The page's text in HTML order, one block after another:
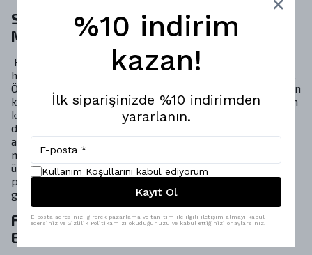
Sezona Uyum Sağlayan Erkek Tişört
Modelleri
Kaliteli ürün seçimleri için ziyaret edilen web sitemiz
herkesin beklentilerini karşılayacak ürünler sunmaktadır.
Özellikle %100 pamuk detayları ile hazırlanan tişörtler en
kaliteli malzemeler ile üretilmektedir. Modayı takip eden
kişiler için hazırlanan bu ürünler rahatlığı ve modern
duruşu ile ihtiyaçları karşılamaktadır. İlkbahar ve yaz
aylarında rahatlığına önem veren kişiler için bu tişört
modelleri ön plana çıkmaktadır. Her biri özel koleksiyon
ürünü olarak hazırlanan bu üst giyim modelleri jean
pantolon ya da bol paça pantolonlar ile ikili takım
görünümü oluşturmaktadır.
Farklı Renk ve Beden Seçenekleri ile
Erkek Tişört Modelleri
%10 indirim
kazan!
İlk siparişinizde %10 indirimden
yararlanın.
Kullanım Koşullarını kabul ediyorum
Kayıt Ol
E-posta adresinizi girerek pazarlama ve tanıtım ile ilgili iletişim almayı kabul
edersiniz ve Gizlilik Politikamızı okuduğunuzu ve kabul ettiğinizi onaylarsınız.